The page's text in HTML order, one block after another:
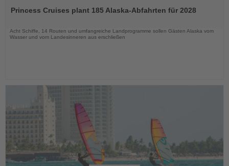
diePrincess Cruises plant 185 Alaska-Abfahrten für 2028
Acht Schiffe, 14 Routen und umfangreiche Landprogramme sollen Gästen Alaska vom
Wasser und vom Landesinneren aus erschließen